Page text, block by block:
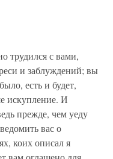
трудился с вами,
и заблуждений; вы
есть и будет,
искупление. И
прежде, чем уеду
вас о
коих описал я